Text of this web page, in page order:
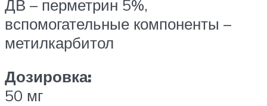
ДВ – перметрин 5%,
вспомогательные компоненты –
метилкарбитол
Дозировка:
50 мг